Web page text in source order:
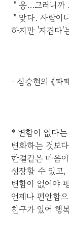
＂응...그러니
＂맞다. 사람
하지만 '지겹다'
- 심승현의 《파
* 변함이 없다
변화하는 것보
한결같은 마음
성장할 수 있고
변함이 없어야
언제나 편안함
친구가 있어 행